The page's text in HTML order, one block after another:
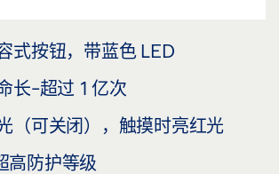
式按钮，带蓝色 LED
长-超过 1 亿次
（可关闭），触摸时亮红光
高防护等级